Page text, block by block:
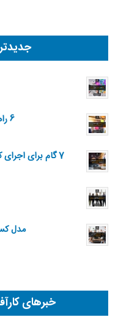
6 راهکار تفکر طراحی با تکیه بر تفاوت‌ها
7 گام برای اجرای کمپین‌های بازاریابی در فضای مجازی
مدل
خبرهای